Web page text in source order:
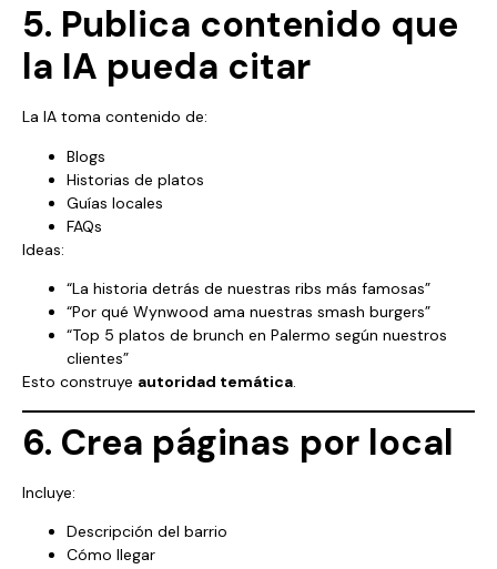
5. Publica contenido que
la IA pueda citar
La IA toma contenido de:
Blogs
Historias de platos
Guías locales
FAQs
Ideas:
“La historia detrás de nuestras ribs más famosas”
“Por qué Wynwood ama nuestras smash burgers”
“Top 5 platos de brunch en Palermo según nuestros
clientes”
Esto construye autoridad temática.
6. Crea páginas por local
Incluye:
Descripción del barrio
Cómo llegar